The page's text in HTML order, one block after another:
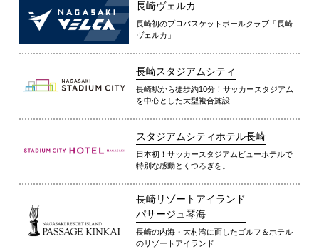
長崎ヴェルカ
長崎初のプロバスケットボールクラブ「長崎
ヴェルカ」
長崎スタジアムシティ
長崎駅から徒歩約10分！サッカースタジアム
を中心とした大型複合施設
スタジアムシティホテル長崎
日本初！サッカースタジアムビューホテルで
特別な感動とくつろぎを。
長崎リゾートアイランド
パサージュ琴海
長崎の内海・大村湾に面したゴルフ＆ホテル
のリゾートアイランド